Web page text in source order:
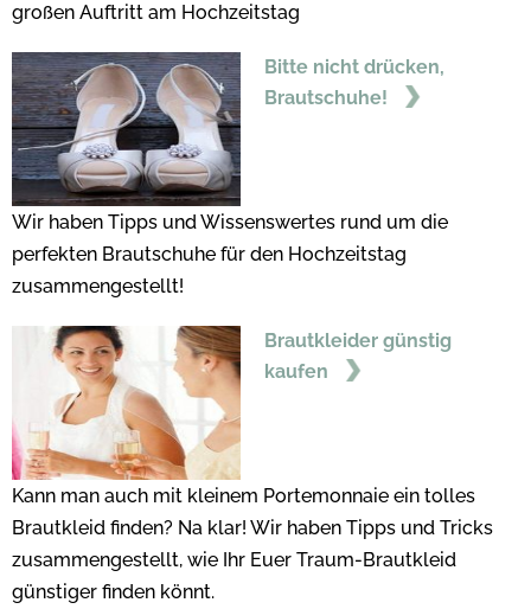
großen Auftritt am Hochzeitstag
Bitte nicht drücken,
Brautschuhe!
Wir haben Tipps und Wissenswertes rund um die
perfekten Brautschuhe für den Hochzeitstag
zusammengestellt!
Brautkleider günstig
kaufen
Kann man auch mit kleinem Portemonnaie ein tolles
Brautkleid finden? Na klar! Wir haben Tipps und Tricks
zusammengestellt, wie Ihr Euer Traum-Brautkleid
günstiger finden könnt.